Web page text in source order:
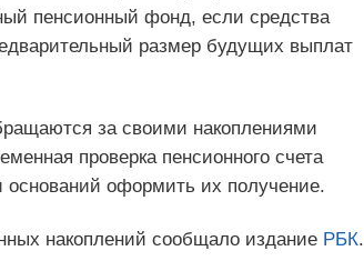
пенсионный фонд, если средства
размер будущих выплат
за своими накоплениями
проверка пенсионного счета
оснований оформить их получение.
накоплений сообщало издание РБК.